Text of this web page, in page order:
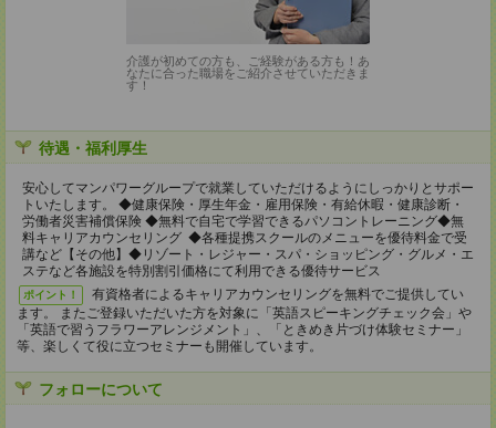
介護が初めての方も、ご経験がある方も！あ
なたに合った職場をご紹介させていただきま
す！
待遇・福利厚生
安心してマンパワーグループで就業していただけるようにしっかりとサポー
トいたします。 ◆健康保険・厚生年金・雇用保険・有給休暇・健康診断・
労働者災害補償保険 ◆無料で自宅で学習できるパソコントレーニング◆無
料キャリアカウンセリング ◆各種提携スクールのメニューを優待料金で受
講など【その他】◆リゾート・レジャー・スパ・ショッピング・グルメ・エ
ステなど各施設を特別割引価格にて利用できる優待サービス
ポイント！
有資格者によるキャリアカウンセリングを無料でご提供してい
ます。 またご登録いただいた方を対象に「英語スピーキングチェック会」や
「英語で習うフラワーアレンジメント」、「ときめき片づけ体験セミナー」
等、楽しくて役に立つセミナーも開催しています。
フォローについて